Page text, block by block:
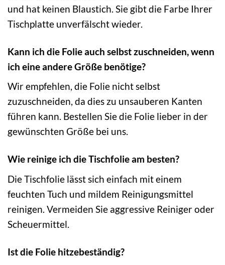
und hat keinen Blaustich. Sie gibt die Farbe Ihrer
Tischplatte unverfälscht wieder.
Kann ich die Folie auch selbst zuschneiden, wenn
ich eine andere Größe benötige?
Wir empfehlen, die Folie nicht selbst
zuzuschneiden, da dies zu unsauberen Kanten
führen kann. Bestellen Sie die Folie lieber in der
gewünschten Größe bei uns.
Wie reinige ich die Tischfolie am besten?
Die Tischfolie lässt sich einfach mit einem
feuchten Tuch und mildem Reinigungsmittel
reinigen. Vermeiden Sie aggressive Reiniger oder
Scheuermittel.
Ist die Folie hitzebeständig?